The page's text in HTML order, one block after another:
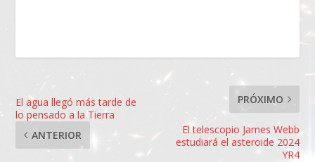
El agua llegó más tarde de
lo pensado a la Tierra
ANTERIOR
PRÓXIMO
El telescopio James Webb
estudiará el asteroide 2024
YR4